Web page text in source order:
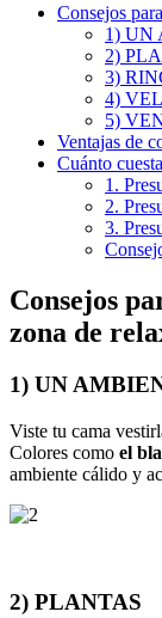
Consejos
1) UN
2)
3)
4)
5)
Ventajas de
Cuánto
1.
2.
3.
Consejos
zona de
1) UN
Viste tu cama
Colores como el
ambiente cálido y
2) PLANTAS